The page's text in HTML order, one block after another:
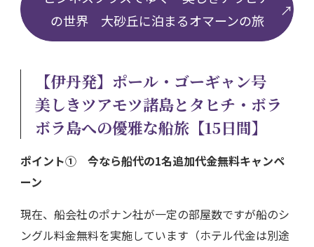
の世界 大砂丘に泊まるオマーンの旅
【伊丹発】ポール・ゴーギャン号
美しきツアモツ諸島とタヒチ・ボラ
ボラ島への優雅な船旅【15日間】
ポイント① 今なら船代の1名追加代金無料キャンペ
ーン
現在、船会社のポナン社が一定の部屋数ですが船のシ
ングル料金無料を実施しています（ホテル代金は別途